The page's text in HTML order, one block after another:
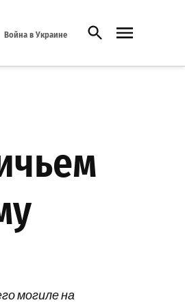
Война в Украине Открыть поиск
могиле на